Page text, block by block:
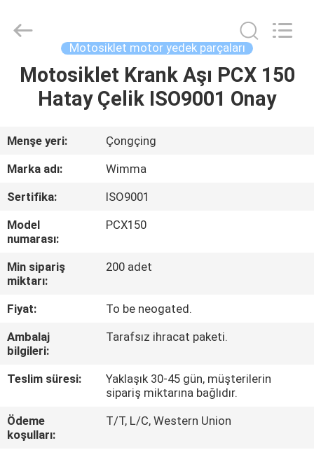
EVDE
VIDEOLAR
BIZIM
HAKKIMIZDA
FABRIKA
TURU
KALITE
KONTROLÜ
HABERLER
Parts
Rights
Reserved.
Motosiklet motor yedek parçaları
Motosiklet Krank Aşı PCX 150
Hatay Çelik ISO9001 Onay
Menşe yeri:
Çongçing
Marka adı:
Wimma
Sertifika:
ISO9001
Model
numarası:
PCX150
Min sipariş
miktarı:
200 adet
Fiyat:
To be neogated.
Ambalaj
bilgileri:
Tarafsız ihracat paketi.
Teslim süresi:
Yaklaşık 30-45 gün, müşterilerin
sipariş miktarına bağlıdır.
Ödeme
koşulları:
T/T, L/C, Western Union